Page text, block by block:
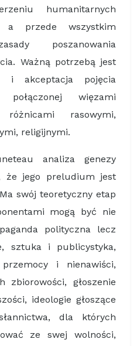
humanitarnych
a przede wszystkim
poszanowania
Ważną potrzebą jest
i akceptacja pojęcia
więzami
rasowymi,
religijnymi.
analiza genezy
że jego preludium jest
swój teoretyczny etap
mogą być nie
polityczna lecz
sztuka i publicystyka,
i nienawiści,
zbiorowości, głoszenie
ideologie głoszące
dla których
ze swej wolności,